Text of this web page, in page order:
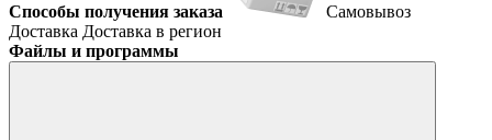
Способы получения заказа
Самовывоз
Доставка Доставка в регион
Файлы и программы